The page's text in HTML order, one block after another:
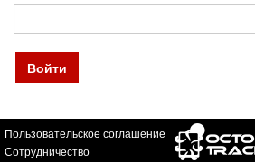
Войти
Пользовательское соглашение
Сотрудничество